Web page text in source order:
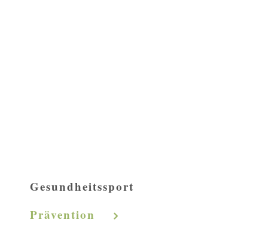
Gesundheitssport
Prävention